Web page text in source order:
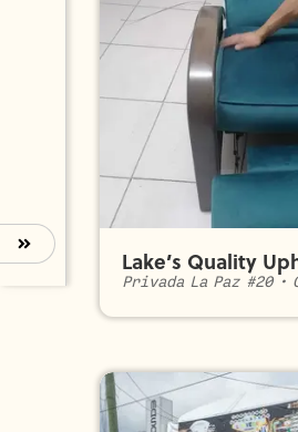
Lake’s Quality
Privada La Paz #20•